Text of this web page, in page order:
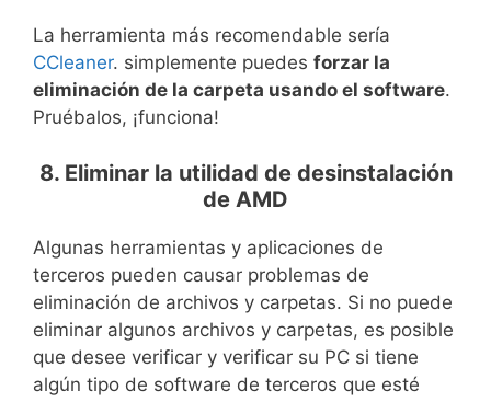
La herramienta más recomendable sería
CCleaner. simplemente puedes forzar la
eliminación de la carpeta usando el software.
Pruébalos, ¡funciona!
8. Eliminar la utilidad de desinstalación
de AMD
Algunas herramientas y aplicaciones de
terceros pueden causar problemas de
eliminación de archivos y carpetas. Si no puede
eliminar algunos archivos y carpetas, es posible
que desee verificar y verificar su PC si tiene
algún tipo de software de terceros que esté